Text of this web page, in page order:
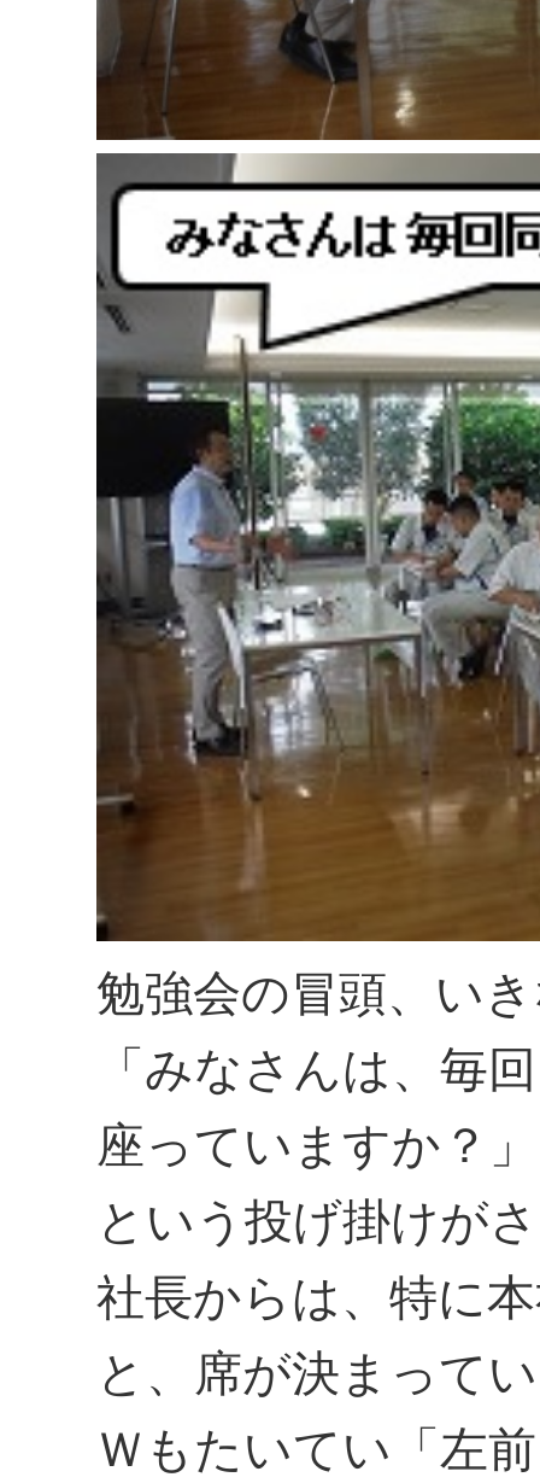
勉強会の冒頭、い
「みなさんは、毎
座っていますか？」
という投げ掛けが
社長からは、特に
と、席が決まって
Ｗもたいてい「左